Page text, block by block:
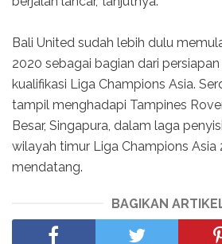
Bali United sudah lebih dulu
2020 sebagai bagian dari
kualifikasi Liga Champions Asia.
tampil menghadapi Tampines
Besar, Singapura, dalam laga
wilayah timur Liga Champions Asia
mendatang.
BAGIKAN